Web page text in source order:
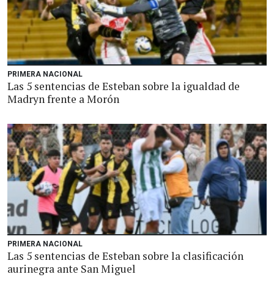
PRIMERA NACIONAL
Las 5 sentencias de Esteban sobre la igualdad de
Madryn frente a Morón
PRIMERA NACIONAL
Las 5 sentencias de Esteban sobre la clasificación
aurinegra ante San Miguel